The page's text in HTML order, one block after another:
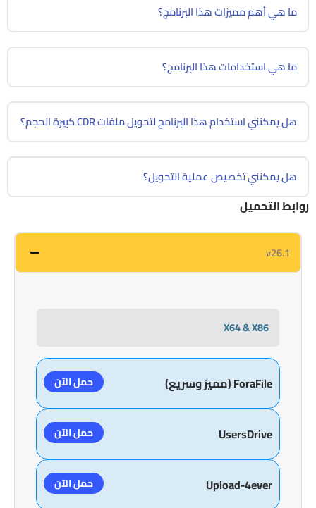
ما هي أهم مميزات هذا البرنامج؟
ما هي استخدامات هذا البرنامج؟
هل يمكنني استخدام هذا البرنامج لتحويل ملفات CDR كبيرة الحجم؟
هل يمكنني تخصيص عملية التحويل؟
روابط التحميل
v26.1
X64 & X86
ForaFile (مميز وسريع) حمل الآن
UsersDrive حمل الآن
Upload-4ever حمل الآن